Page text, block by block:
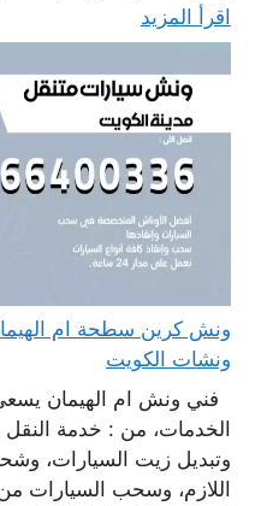
اقرأ المزيد
ونشات الكويت
فني ونش ام الهيمان
الخدمات، من : خدمة النقل
وتبديل زيت السيارات،
اللازم، وسحب السيارات